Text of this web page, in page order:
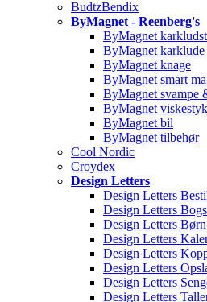
BudtzBendix
ByMagnet - Reenberg's
ByMagnet
ByMagnet karklude
ByMagnet knage
ByMagnet smart
ByMagnet svampe
ByMagnet
ByMagnet bil
ByMagnet tilbehør
Cool Nordic
Croydex
Design Letters
Design Letters
Design Letters
Design Letters Børn
Design Letters
Design Letters
Design Letters
Design Letters
Design Letters